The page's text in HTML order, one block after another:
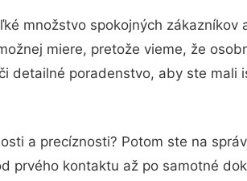
množstvo spokojných
miere, pretože vieme, že
detailné poradenstvo, aby ste mali
a precíznosti? Potom ste na
kontaktu až po samotné